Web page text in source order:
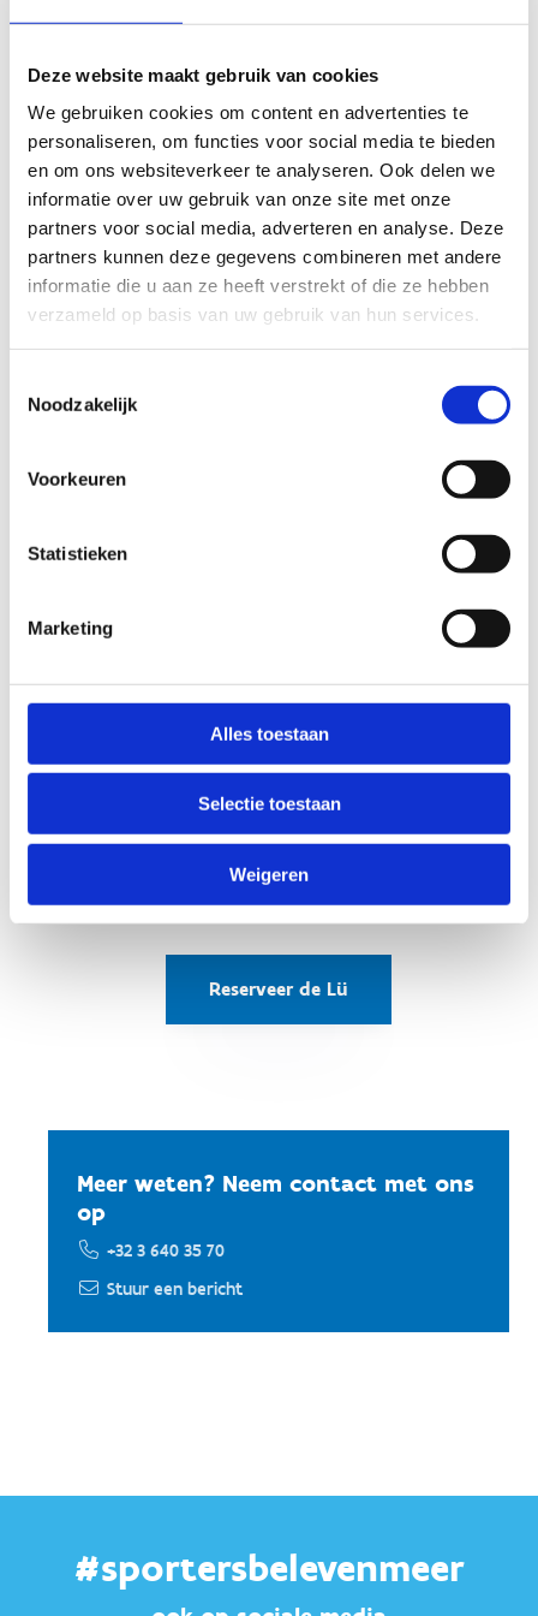
Deze website maakt gebruik van cookies
We gebruiken cookies om content en advertenties te
personaliseren, om functies voor social media te bieden
en om ons websiteverkeer te analyseren. Ook delen we
informatie over uw gebruik van onze site met onze
partners voor social media, adverteren en analyse. Deze
partners kunnen deze gegevens combineren met andere
informatie die u aan ze heeft verstrekt of die ze hebben
verzameld op basis van uw gebruik van hun services.
Noodzakelijk
Voorkeuren
Statistieken
Marketing
Alles toestaan
Selectie toestaan
Weigeren
We hebben een vaste interactieve
interactie tussen de spelers. De omnisportzaal
wordt omgetoverd in een interactieve speelzone.
Spelen, rennen, bewegen en samenwerken ... je
doet het allemaal tegelijk.
Aarzel niet en stuur ons direct een e-mail om je
om jouw sportieve ambities te ondersteunen!
Bekijk de tarieven
Reserveer de Lü
Meer weten? Neem contact met ons
op
+32 3 640 35 70
Stuur een bericht
#sportersbelevenmeer